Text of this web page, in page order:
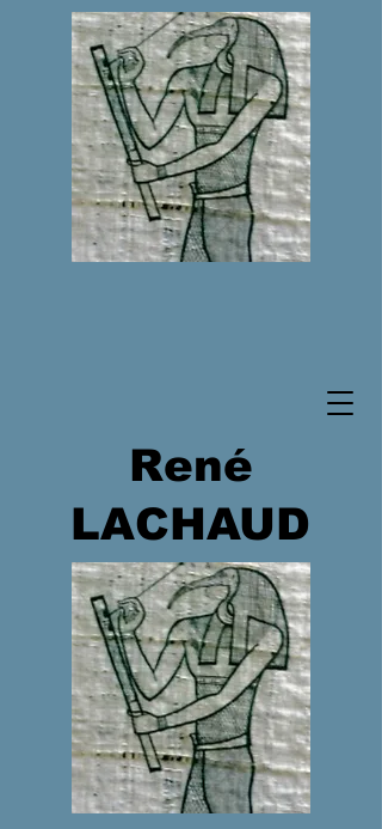
René
LACHAUD